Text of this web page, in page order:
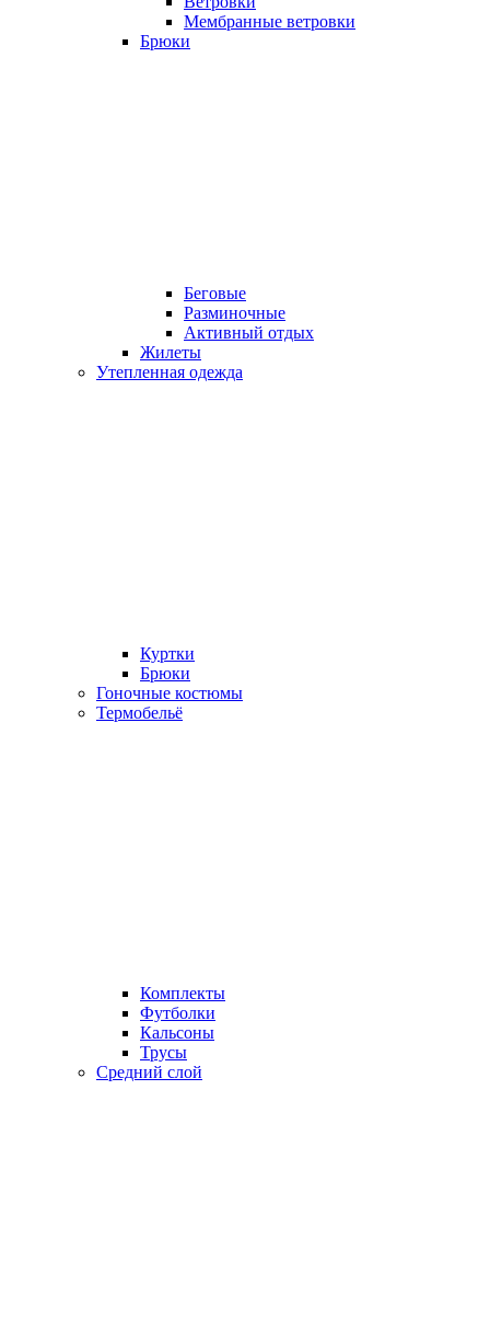
Мембранные ветровки
Брюки
Беговые
Разминочные
Активный отдых
Жилеты
Утепленная одежда
Куртки
Брюки
Гоночные костюмы
Термобельё
Комплекты
Футболки
Кальсоны
Трусы
Средний слой